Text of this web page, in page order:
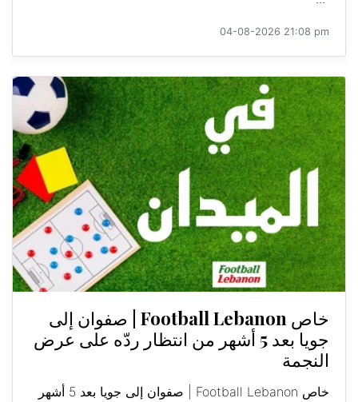
04-08-2026 21:08 pm
خاص Football Lebanon | صفوان إلى
جويا بعد 5 أشهر من انتظار ردّه على عرض
النجمة
خاص Football Lebanon | صفوان إلى جويا بعد 5 أشهر